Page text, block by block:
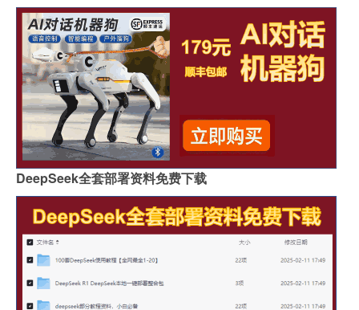
DeepSeek全套部署资料免费下载